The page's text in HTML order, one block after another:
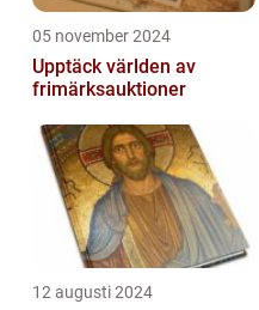
05 november 2024
Upptäck världen av
frimärksauktioner
12 augusti 2024